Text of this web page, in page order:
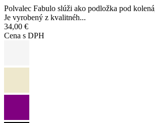
Polvalec Fabulo slúži ako podložka pod
Je vyrobený z kvalitnéh...
34,00 €
Cena s DPH